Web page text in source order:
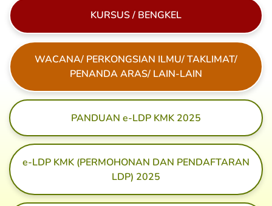
KURSUS / BENGKEL
WACANA/ PERKONGSIAN ILMU/ TAKLIMAT/
PENANDA ARAS/ LAIN-LAIN
PANDUAN e-LDP KMK 2025
e-LDP KMK (PERMOHONAN DAN PENDAFTARAN
LDP) 2025